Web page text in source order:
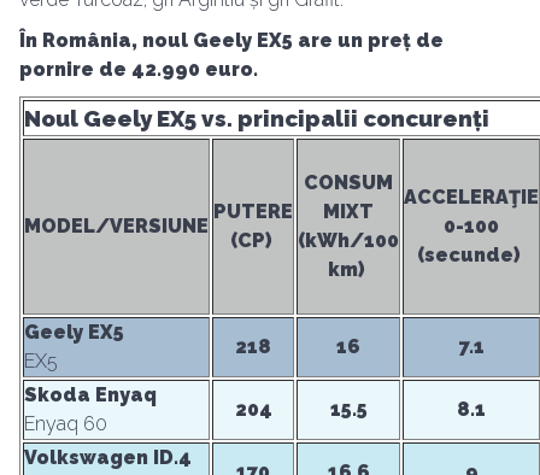
În România, noul Geely EX5 are un preț de
pornire de 42.990 euro.
Noul Geely EX5 vs. principalii concurenți
MODEL/VERSIUNE
PUTERE
(CP)
CONSUM
MIXT
(kWh/100
km)
ACCELERAŢIE
0-100
(secunde)
Geely EX5
EX5
218 16 7.1
Skoda Enyaq
Enyaq 60
204 15.5 8.1
Volkswagen ID.4